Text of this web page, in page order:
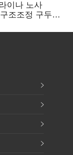
이나 노사
조조정 구두